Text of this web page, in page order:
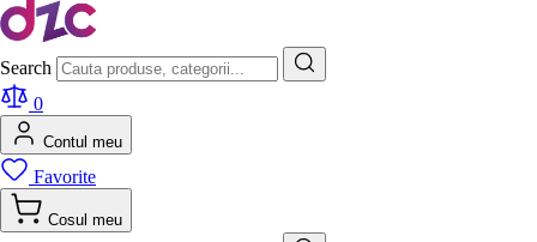
Search
0
Contul meu
Favorite
Cosul meu